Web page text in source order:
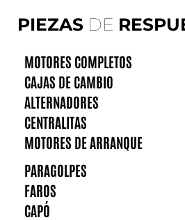
PIEZAS DE
MOTORES COMPLETOS
CAJAS DE CAMBIO
ALTERNADORES
CENTRALITAS
MOTORES DE ARRANQUE
PARAGOLPES
FAROS
CAPÓ